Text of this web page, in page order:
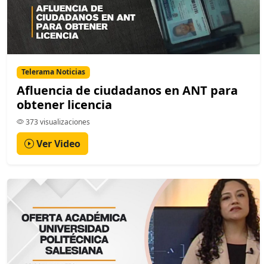
Telerama Noticias
Afluencia de ciudadanos en ANT para
obtener licencia
373 visualizaciones
Ver Video